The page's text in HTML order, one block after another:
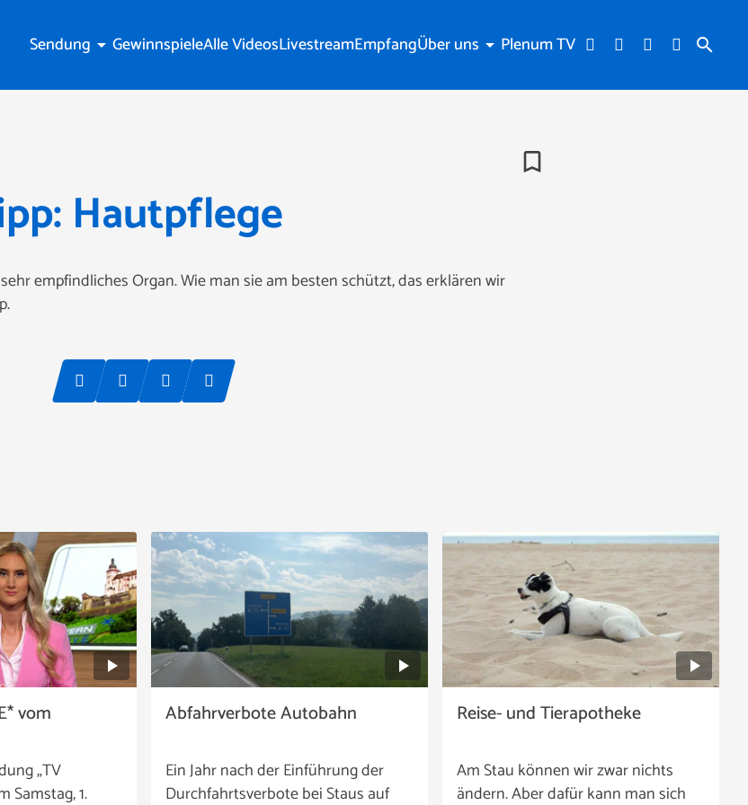
search
Sendung arrow_drop_down GewinnspieleAlle VideosLivestreamEmpfangÜber uns arrow_drop_down Plenum TV
bookmark_border
Hautpflege
empfindliches Organ. Wie man sie am besten schützt, das erklären wir
vom
„TV
Samstag, 1.
Abfahrverbote Autobahn
Ein Jahr nach der Einführung der
Durchfahrtsverbote bei Staus auf
Reise- und Tierapotheke
Am Stau können wir zwar nichts
ändern. Aber dafür kann man sich